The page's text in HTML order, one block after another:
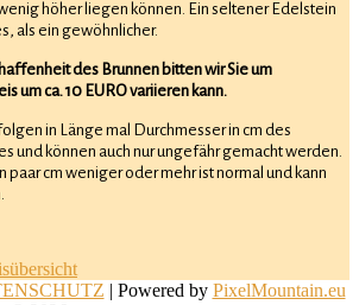
höher liegen können. Ein seltener Edelstein
als ein gewöhnlicher.
des Brunnen bitten wir Sie um
um ca. 10 EURO variieren kann.
in Länge mal Durchmesser in cm des
und können auch nur ungefähr gemacht werden.
paar cm weniger oder mehr ist normal und kann
| Powered by PixelMountain.eu